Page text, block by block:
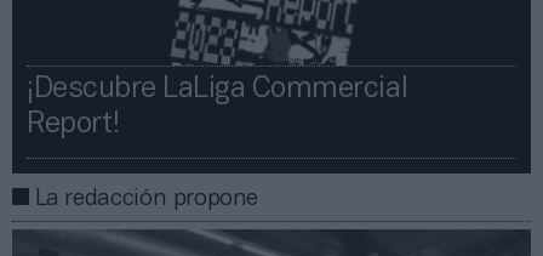
¡Descubre LaLiga Commercial
Report!​​
La redacción propone